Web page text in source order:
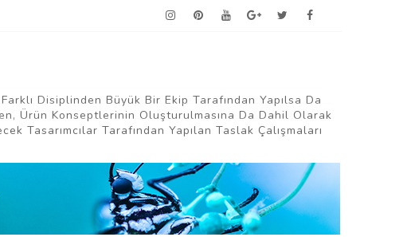
Disiplinden Büyük Bir Ekip Tarafından Yapılsa Da
Ürün Konseptlerinin Oluşturulmasına Da Dahil Olarak
Tasarımcılar Tarafından Yapılan Taslak Çalışmaları